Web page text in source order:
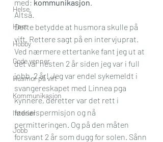
Helse
Høst
Hobby
Gode venner
Husmor på vift
Kommunikasjon
Interiør
Jobb
med; kommunikasjon.
Altså.
Dette betydde at husmora skulle på
vift. Rettere sagt på en intervjuprat.
Ved nærmere ettertanke fant jeg ut at
det var nesten 2 år siden jeg var i full
jobb. 2 år! Jeg var endel sykemeldt i
svangereskapet med Linnea pga
kynnere, deretter var det rett i
fødselspermisjon og nå
permitteringen. Og på den måten
forsvant 2 år som dugg for solen. Sånn